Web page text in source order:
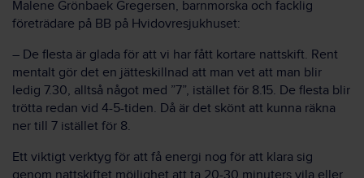
Malene Grönbaek Gregersen, barnmorska och facklig
företrädare på BB på Hvidovresjukhuset:
– De flesta är glada för att vi har fått kortare nattskift. Rent
mentalt gör det en jätteskillnad att man vet att man blir
ledig 7.30, alltså något med ”7”, istället för 8.15. De flesta blir
trötta redan vid 4-5-tiden. Då är det skönt att kunna räkna
ner till 7 istället för 8.
Ett viktigt verktyg för att få energi nog för att klara sig
genom nattskiftet möjlighet att ta 20-30 minuters vila eller